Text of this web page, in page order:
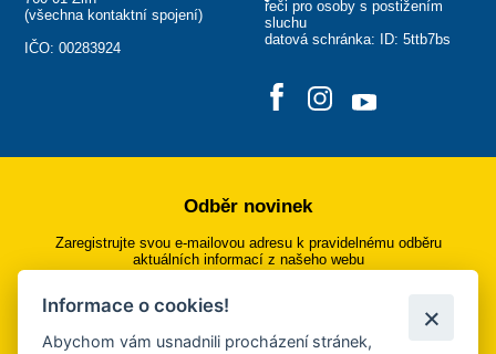
(všechna kontaktní spojení)
IČO: 00283924
řeči pro osoby s postižením
sluchu
datová schránka: ID: 5ttb7bs
Odběr novinek
Zaregistrujte svou e-mailovou adresu k pravidelnému odběru
aktuálních informací z našeho webu
Přihlásit se k odběru
Informace o cookies!
Abychom vám usnadnili procházení stránek,